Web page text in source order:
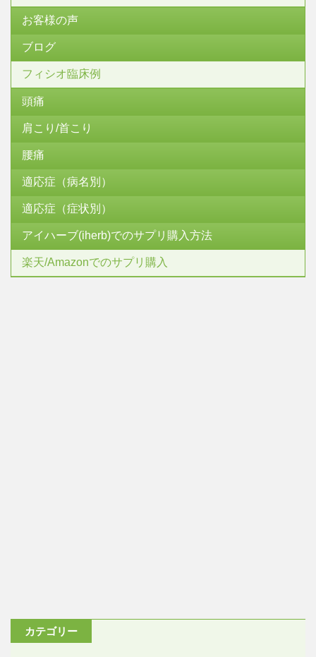
お客様の声
ブログ
フィシオ臨床例
頭痛
肩こり/首こり
腰痛
適応症（病名別）
適応症（症状別）
アイハーブ(iherb)でのサプリ購入方法
楽天/Amazonでのサプリ購入
カテゴリー